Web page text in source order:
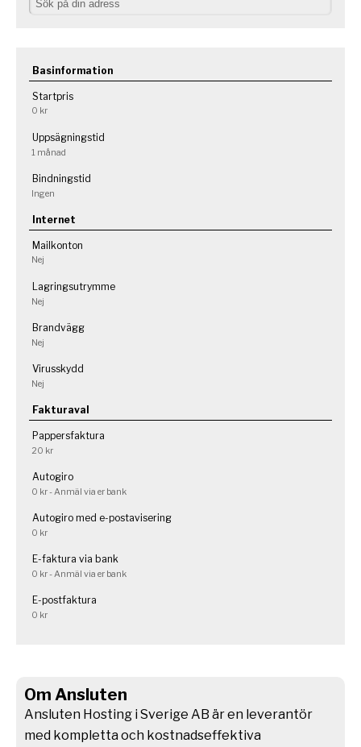
Basinformation
Startpris
0 kr
Uppsägningstid
1 månad
Bindningstid
Ingen
Internet
Mailkonton
Nej
Lagringsutrymme
Nej
Brandvägg
Nej
Virusskydd
Nej
Fakturaval
Pappersfaktura
20 kr
Autogiro
0 kr - Anmäl via er bank
Autogiro med e-postavisering
0 kr
E-faktura via bank
0 kr - Anmäl via er bank
E-postfaktura
0 kr
Om Ansluten
Ansluten Hosting i Sverige AB är en leverantör
med kompletta och kostnadseffektiva